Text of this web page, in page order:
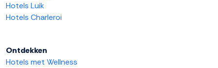
Hotels Luik
Hotels Charleroi
Ontdekken
Hotels met Wellness